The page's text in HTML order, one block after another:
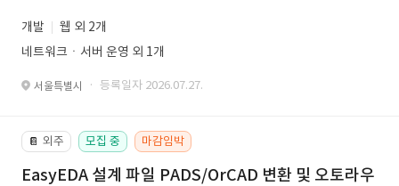
개발
웹 외 2개
네트워크ㆍ서버 운영 외 1개
서울특별시 · 등록일자 2026.07.27.
📔 외주 모집 중 마감임박
EasyEDA 설계 파일 PADS/OrCAD 변환 및 오토라우